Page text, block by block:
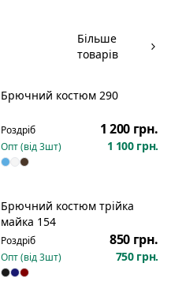
Більше
товарів
Брючний костюм 290
Роздріб 1 200 грн.
Опт (від3шт) 1 100 грн.
Новинка
Брючний костюм трійка
майка 154
Роздріб 850 грн.
Опт (від3шт) 750 грн.